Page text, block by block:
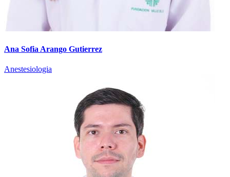
Ana Sofia Arango Gutierrez
Anestesiologia